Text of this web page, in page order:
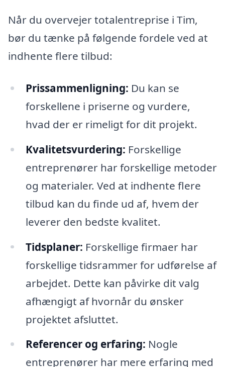
Når du overvejer totalentreprise i Tim,
bør du tænke på følgende fordele ved at
indhente flere tilbud:
Prissammenligning: Du kan se
forskellene i priserne og vurdere,
hvad der er rimeligt for dit projekt.
Kvalitetsvurdering: Forskellige
entreprenører har forskellige metoder
og materialer. Ved at indhente flere
tilbud kan du finde ud af, hvem der
leverer den bedste kvalitet.
Tidsplaner: Forskellige firmaer har
forskellige tidsrammer for udførelse af
arbejdet. Dette kan påvirke dit valg
afhængigt af hvornår du ønsker
projektet afsluttet.
Referencer og erfaring: Nogle
entreprenører har mere erfaring med